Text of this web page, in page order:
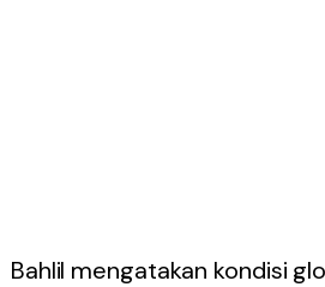
Bahlil mengatakan kondisi